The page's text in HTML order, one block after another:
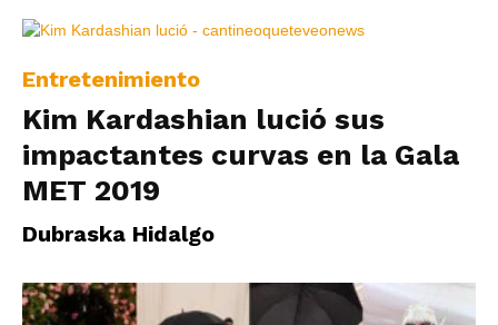
hoy
Ultima
Entretenimiento
Kim Kardashian lució sus
impactantes curvas en la Gala
MET 2019
Dubraska Hidalgo